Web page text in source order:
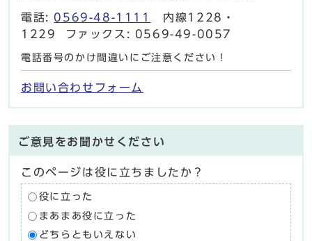
電話: 0569-48-1111
内線1228・
1229 ファックス: 0569-49-0057
電話番号のかけ間違いにご注意ください！
お問い合わせフォーム
ご意見をお聞かせください
このページは役に立ちましたか？
役に立った
まあまあ役に立った
どちらともいえない